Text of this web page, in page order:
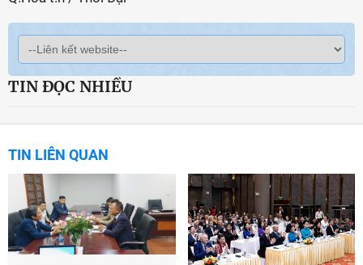
TIN ĐỌC NHIỀU
TIN LIÊN QUAN